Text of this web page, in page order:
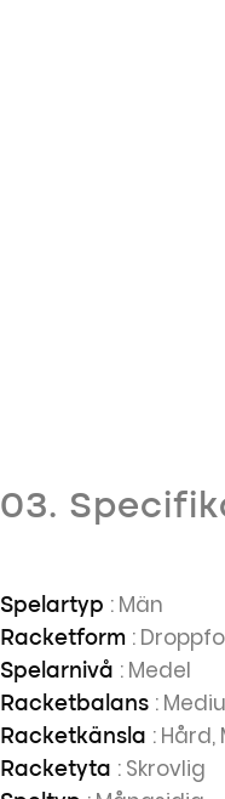
03.
Spelartyp : Män
Racketform :
Spelarnivå : Medel
Racketbalans :
Racketkänsla :
Racketyta : Skrovlig